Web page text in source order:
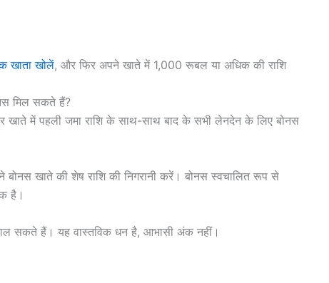
खाता खोलें, और फिर अपने खाते में 1,000 रूबल या अधिक की राशि
मिल सकते हैं?
खाते में पहली जमा राशि के साथ-साथ बाद के सभी लेनदेन के लिए बोनस
बोनस खाते की शेष राशि की निगरानी करें। बोनस स्वचालित रूप से
है।
सकते हैं। यह वास्तविक धन है, आभासी अंक नहीं।